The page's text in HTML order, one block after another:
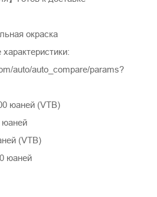
окраска
auto/auto_compare/params?
юаней (VTB)
юаней
(VTB)
юаней